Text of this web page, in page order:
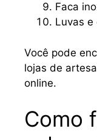
Faca
Luvas e
Você pode
lojas de
online.
Como